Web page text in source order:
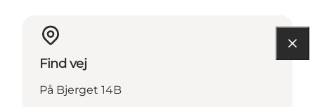
Find vej
På Bjerget 14B